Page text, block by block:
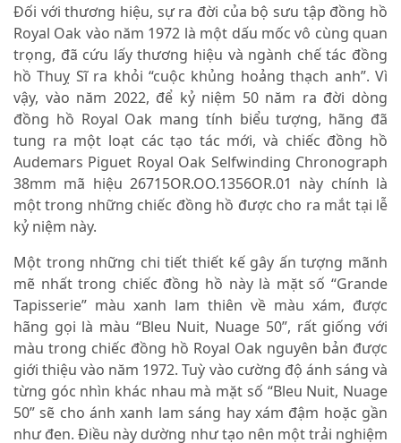
Đối với thương hiệu, sự ra đời của bộ sưu tập đồng hồ
Royal Oak vào năm 1972 là một dấu mốc vô cùng quan
trọng, đã cứu lấy thương hiệu và ngành chế tác đồng
hồ Thuỵ Sĩ ra khỏi “cuộc khủng hoảng thạch anh”. Vì
vậy, vào năm 2022, để kỷ niệm 50 năm ra đời dòng
đồng hồ Royal Oak mang tính biểu tượng, hãng đã
tung ra một loạt các tạo tác mới, và chiếc đồng hồ
Audemars Piguet Royal Oak Selfwinding Chronograph
38mm mã hiệu 26715OR.OO.1356OR.01 này chính là
một trong những chiếc đồng hồ được cho ra mắt tại lễ
kỷ niệm này.
Một trong những chi tiết thiết kế gây ấn tượng mãnh
mẽ nhất trong chiếc đồng hồ này là mặt số “Grande
Tapisserie” màu xanh lam thiên về màu xám, được
hãng gọi là màu “Bleu Nuit, Nuage 50”, rất giống với
màu trong chiếc đồng hồ Royal Oak nguyên bản được
giới thiệu vào năm 1972. Tuỳ vào cường độ ánh sáng và
từng góc nhìn khác nhau mà mặt số “Bleu Nuit, Nuage
50” sẽ cho ánh xanh lam sáng hay xám đậm hoặc gần
như đen. Điều này dường như tạo nên một trải nghiệm